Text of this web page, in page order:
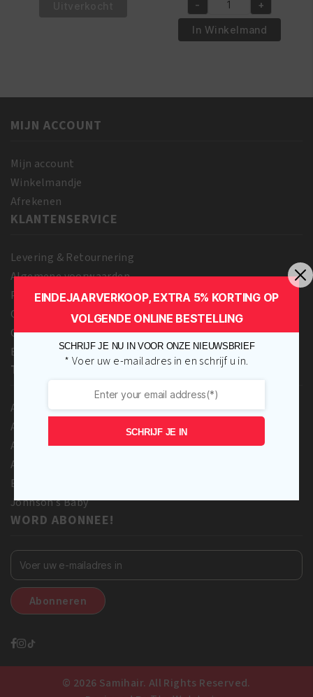
ml
was:
€6.95.
is:
€5.95.
African
Pride
Olive
Breakage
- +
In Winkelmand
MIJN ACCOUNT
Mijn account
Winkelmandje
Afrekenen
KLANTENSERVICE
Levering & Retournering
Algemene voorwaarden
Privacy Beleid
Over ons
Contact Us
Blog
TOPMERKEN
A3 Cosmetics
Adore
Africa’s Best
Afro love
Eco Styler
Johnson’s Baby
WORD ABONNEE!
© 2026 Samihair. All Rights Reserved.
EINDEJAARVERKOOP, EXTRA 5% KORTING OP
VOLGENDE ONLINE BESTELLING
SCHRIJF JE NU IN VOOR ONZE NIEUWSBRIEF
* Voer uw e-mailadres in en schrijf u in.
SCHRIJF JE IN